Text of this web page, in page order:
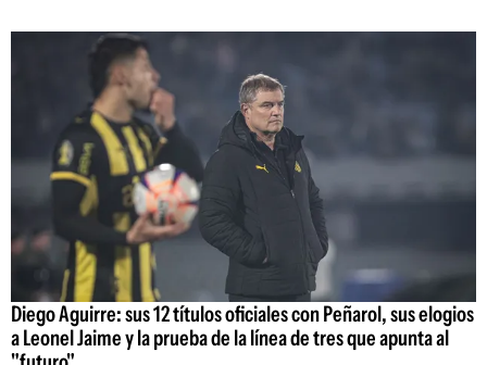
Diego Aguirre: sus 12 títulos oficiales con Peñarol, sus elogios
a Leonel Jaime y la prueba de la línea de tres que apunta al